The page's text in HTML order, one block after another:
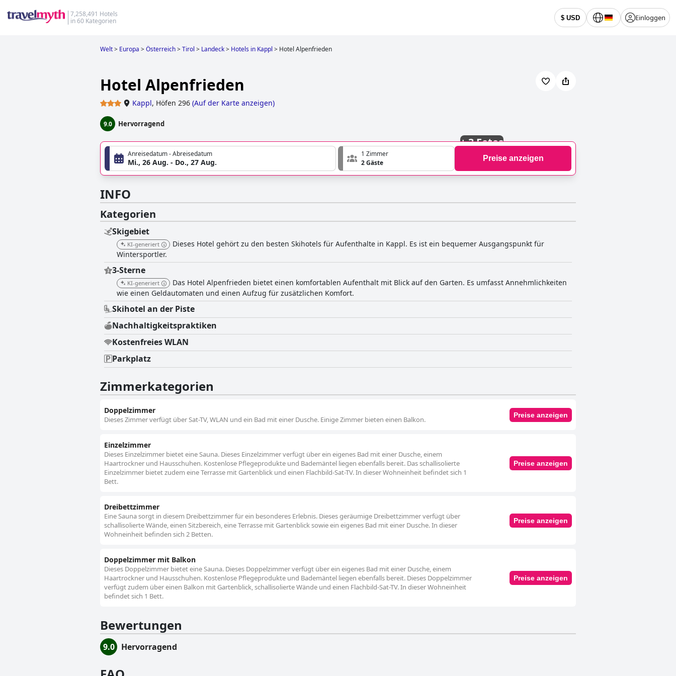
7,258,491 Hotels
in 60 Kategorien
$ USD Einloggen
Welt> Europa >Österreich>Tirol > Landeck> Hotels in Kappl > Hotel Alpenfrieden
Hotel Alpenfrieden
Kappl, Höfen 296 (Auf der Karte anzeigen)
9.0 Hervorragend
+3 Fotos
Anreisedatum - Abreisedatum
Mi., 26 Aug. - Do., 27 Aug.
1 Zimmer
2 Gäste
Preise anzeigen
INFO
Kategorien
Skigebiet
KI-generiert
Dieses Hotel gehört zu den besten Skihotels für Aufenthalte in Kappl. Es ist ein bequemer Ausgangspunkt für
Wintersportler.
3-Sterne
KI-generiert
Das Hotel Alpenfrieden bietet einen komfortablen Aufenthalt mit Blick auf den Garten. Es umfasst Annehmlichkeiten
wie einen Geldautomaten und einen Aufzug für zusätzlichen Komfort.
Skihotel an der Piste
Nachhaltigkeitspraktiken
Kostenfreies WLAN
Parkplatz
Zimmerkategorien
Doppelzimmer
Dieses Zimmer verfügt über Sat-TV, WLAN und ein Bad mit einer Dusche. Einige Zimmer bieten einen Balkon.
Preise anzeigen
Einzelzimmer
Dieses Einzelzimmer bietet eine Sauna. Dieses Einzelzimmer verfügt über ein eigenes Bad mit einer Dusche, einem
Haartrockner und Hausschuhen. Kostenlose Pflegeprodukte und Bademäntel liegen ebenfalls bereit. Das schallisolierte
Einzelzimmer bietet zudem eine Terrasse mit Gartenblick und einen Flachbild-Sat-TV. In dieser Wohneinheit befindet sich 1
Bett.
Preise anzeigen
Dreibettzimmer
Eine Sauna sorgt in diesem Dreibettzimmer für ein besonderes Erlebnis. Dieses geräumige Dreibettzimmer verfügt über
schallisolierte Wände, einen Sitzbereich, eine Terrasse mit Gartenblick sowie ein eigenes Bad mit einer Dusche. In dieser
Wohneinheit befinden sich 2 Betten.
Preise anzeigen
Doppelzimmer mit Balkon
Dieses Doppelzimmer bietet eine Sauna. Dieses Doppelzimmer verfügt über ein eigenes Bad mit einer Dusche, einem
Haartrockner und Hausschuhen. Kostenlose Pflegeprodukte und Bademäntel liegen ebenfalls bereit. Dieses Doppelzimmer
verfügt zudem über einen Balkon mit Gartenblick, schallisolierte Wände und einen Flachbild-Sat-TV. In dieser Wohneinheit
befindet sich 1 Bett.
Preise anzeigen
Bewertungen
9.0 Hervorragend